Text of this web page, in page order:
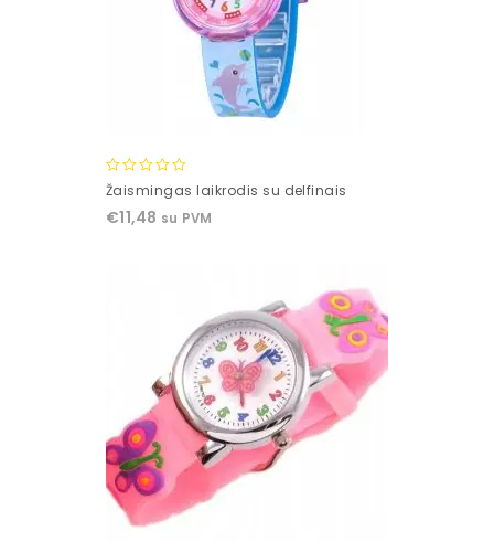
0
of
Žaismingas laikrodis su delfinais
€11,48 su PVM